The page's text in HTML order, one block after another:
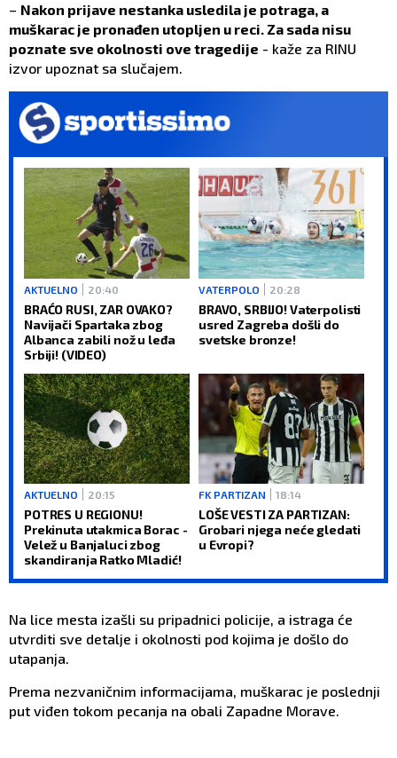
– Nakon prijave nestanka usledila je potraga, a
muškarac je pronađen utopljen u reci. Za sada nisu
poznate sve okolnosti ove tragedije - kaže za RINU
izvor upoznat sa slučajem.
AKTUELNO 20:40
BRAĆO RUSI, ZAR OVAKO?
Navijači Spartaka zbog
Albanca zabili nož u leđa
Srbiji! (VIDEO)
VATERPOLO 20:28
BRAVO, SRBIJO! Vaterpolisti
usred Zagreba došli do
svetske bronze!
AKTUELNO 20:15
POTRES U REGIONU!
Prekinuta utakmica Borac -
Velež u Banjaluci zbog
skandiranja Ratko Mladić!
FK PARTIZAN 18:14
LOŠE VESTI ZA PARTIZAN:
Grobari njega neće gledati
u Evropi?
Na lice mesta izašli su pripadnici policije, a istraga će
utvrditi sve detalje i okolnosti pod kojima je došlo do
utapanja.
Prema nezvaničnim informacijama, muškarac je poslednji
put viđen tokom pecanja na obali Zapadne Morave.